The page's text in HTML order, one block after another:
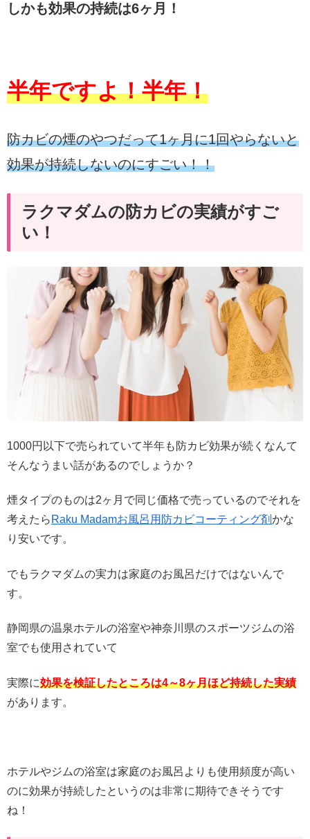
しかも効果の持続は6ヶ月！
半年ですよ！半年！
防カビの煙のやつだって1ヶ月に1回やらないと
効果が持続しないのにすごい！！
ラクマダムの防カビの実績がすご
い！
1000円以下で売られていて半年も防カビ効果が続くなんて
そんなうまい話があるのでしょうか？
煙タイプのものは2ヶ月で同じ価格で売っているのでそれを
考えたら Raku Madamお風呂用防カビコーティング剤かな
り安いです。
でもラクマダムの実力は家庭のお風呂だけではないんで
す。
静岡県の温泉ホテルの浴室や神奈川県のスポーツジムの浴
室でも使用されていて
実際に効果を検証したところは4～8ヶ月ほど持続した実績
があります。
ホテルやジムの浴室は家庭のお風呂よりも使用頻度が高い
のに効果が持続したというのは非常に期待できそうです
ね！